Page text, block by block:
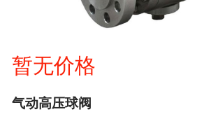
暂无价格
气动高压球阀